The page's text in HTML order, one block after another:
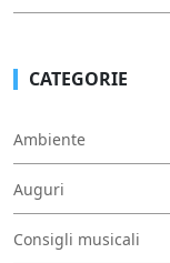
CATEGORIE
Ambiente
Auguri
Consigli musicali